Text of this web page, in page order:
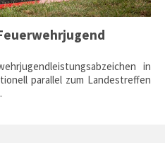
in
parallel zum Landestreffen